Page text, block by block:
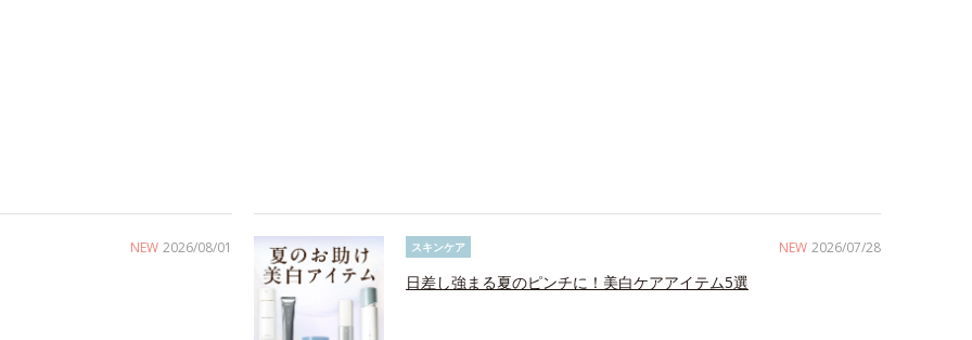
NEW 2026/08/01 NEW 2026/07/28
スキンケア
日差し強まる夏のピンチに！美白ケアアイテム5選